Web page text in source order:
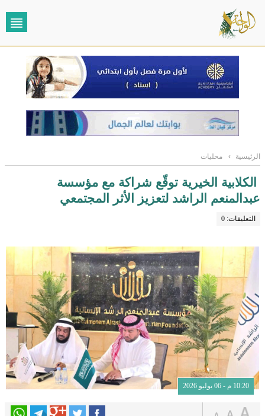
الرئيسية › محليات
الكلابية الخيرية توقّع شراكة مع مؤسسة
عبدالمنعم الراشد لتعزيز الأثر المجتمعي
التعليقات: 0
10:20 م - 06 يوليو 2026